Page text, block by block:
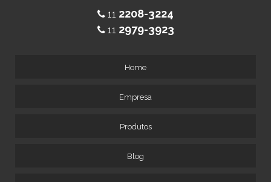
11 2208-3224
11 2979-3923
Home
Empresa
Produtos
Blog